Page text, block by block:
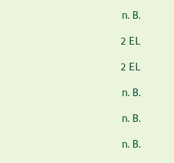
n. B.
2 EL
2 EL
n. B.
n. B.
n. B.